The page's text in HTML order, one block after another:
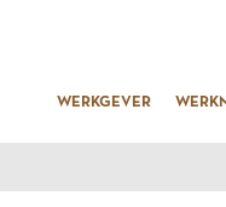
WERKGEVER